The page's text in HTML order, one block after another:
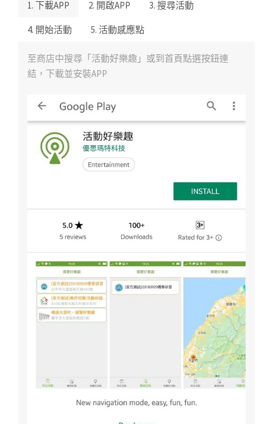
1. 下載APP 2. 開啟APP 3. 搜尋活動
4. 開始活動 5. 活動感應點
至商店中搜尋「活動好樂趣」或到首頁點選按鈕連
結，下載並安裝APP